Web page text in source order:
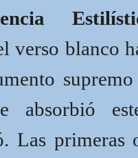
verso blanco
absorbió
Las primeras